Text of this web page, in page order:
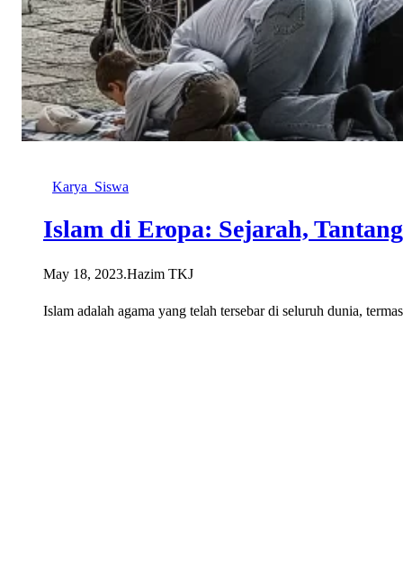
Karya_Siswa
Islam di Eropa: Sejarah,
May 18, 2023.Hazim TKJ
Islam adalah agama yang telah tersebar di seluruh dunia,